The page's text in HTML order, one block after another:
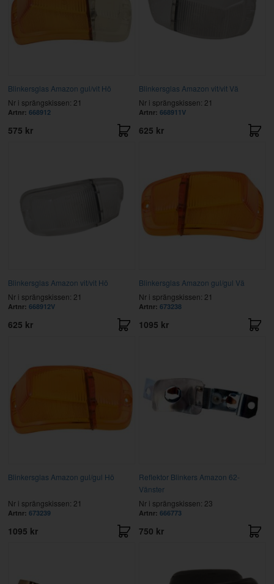
Blinkersglas Amazon gul/vit Hö
Nr i sprängskissen: 21
Artnr: 668912
575 kr
Blinkersglas Amazon vit/vit Vä
Nr i sprängskissen: 21
Artnr: 668911V
625 kr
Blinkersglas Amazon vit/vit Hö
Nr i sprängskissen: 21
Artnr: 668912V
625 kr
Blinkersglas Amazon gul/gul Vä
Nr i sprängskissen: 21
Artnr: 673238
1095 kr
Blinkersglas Amazon gul/gul Hö
Nr i sprängskissen: 21
Artnr: 673239
1095 kr
Reflektor Blinkers Amazon 62-
Vänster
Nr i sprängskissen: 23
Artnr: 666773
750 kr